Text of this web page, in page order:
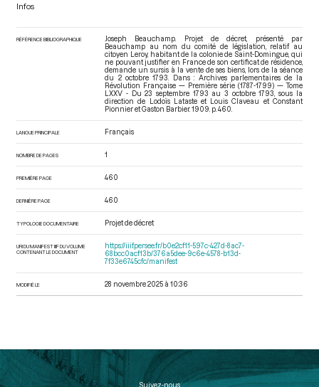
Infos
RÉFÉRENCE BIBLIOGRAPHIQUE
Joseph Beauchamp. Projet de décret, présenté par
Beauchamp au nom du comité de législation, relatif au
citoyen Leroy, habitant de la colonie de Saint-Domingue, qui
ne pouvant justifier en France de son certificat de résidence,
demande un sursis à la vente de ses biens, lors de la séance
du 2 octobre 1793. Dans : Archives parlementaires de la
Révolution Française — Première série (1787-1799) — Tome
LXXV - Du 23 septembre 1793 au 3 octobre 1793
, sous la
direction de Lodoïs Lataste et Louis Claveau et Constant
Pionnier et Gaston Barbier. 1909. p. 460.
LANGUE PRINCIPALE Français
NOMBRE DE PAGES 1
PREMIÈRE PAGE 460
DERNIÈRE PAGE 460
TYPOLOGIE DOCUMENTAIRE Projet de décret
URI DU MANIFEST IIIF DU VOLUME
CONTENANT LE DOCUMENT
https://iiif.persee.fr/b0e2cf11-597c-427d-8ac7-
68bcc0acf13b/376a5dee-9c6e-4578-b13d-
7f33e6745cfc/manifest
MODIFIÉ LE 28 novembre 2025 à 10:36
Suivez-nous